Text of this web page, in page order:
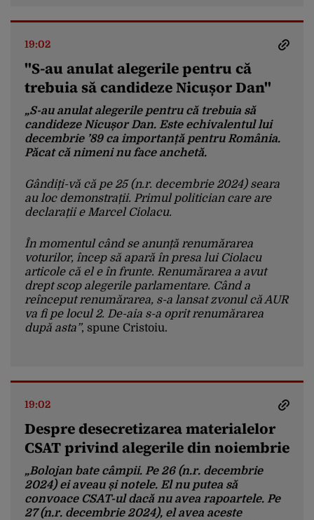
19:02
"S-au anulat alegerile pentru că
trebuia să candideze Nicușor Dan"
„S-au anulat alegerile pentru că trebuia să
candideze Nicușor Dan. Este echivalentul lui
decembrie ’89 ca importanță pentru România.
Păcat că nimeni nu face anchetă.
Gândiți-vă că pe 25 (n.r. decembrie 2024) seara
au loc demonstrații. Primul politician care are
declarații e Marcel Ciolacu.
În momentul când se anunță renumărarea
voturilor, încep să apară în presa lui Ciolacu
articole că el e în frunte. Renumărarea a avut
drept scop alegerile parlamentare. Când a
reînceput renumărarea, s-a lansat zvonul că AUR
va fi pe locul 2. De-aia s-a oprit renumărarea
după asta”, spune Cristoiu.
19:02
Despre desecretizarea materialelor
CSAT privind alegerile din noiembrie
„Bolojan bate câmpii. Pe 26 (n.r. decembrie
2024) ei aveau și notele. El nu putea să
convoace CSAT-ul dacă nu avea rapoartele. Pe
27 (n.r. decembrie 2024), el avea aceste